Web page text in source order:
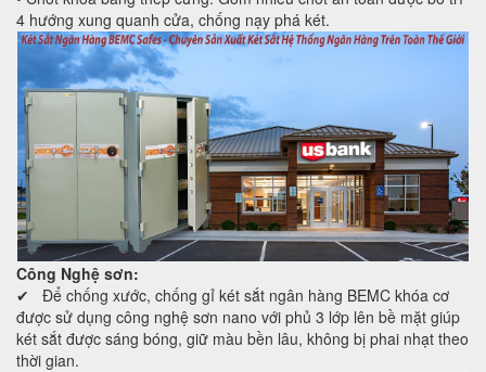
4 hướng xung quanh cửa, chống nạy phá két.
Công Nghệ sơn:
✔ Để chống xước, chống gỉ két sắt ngân hàng BEMC khóa cơ
được sử dụng công nghệ sơn nano với phủ 3 lớp lên bề mặt giúp
két sắt được sáng bóng, giữ màu bền lâu, không bị phai nhạt theo
thời gian.